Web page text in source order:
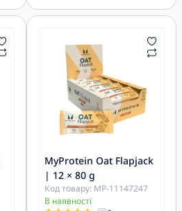
MyProtein Oat Flapjack
| 12 × 80 g
Код товару: MP-11147247
В наявності